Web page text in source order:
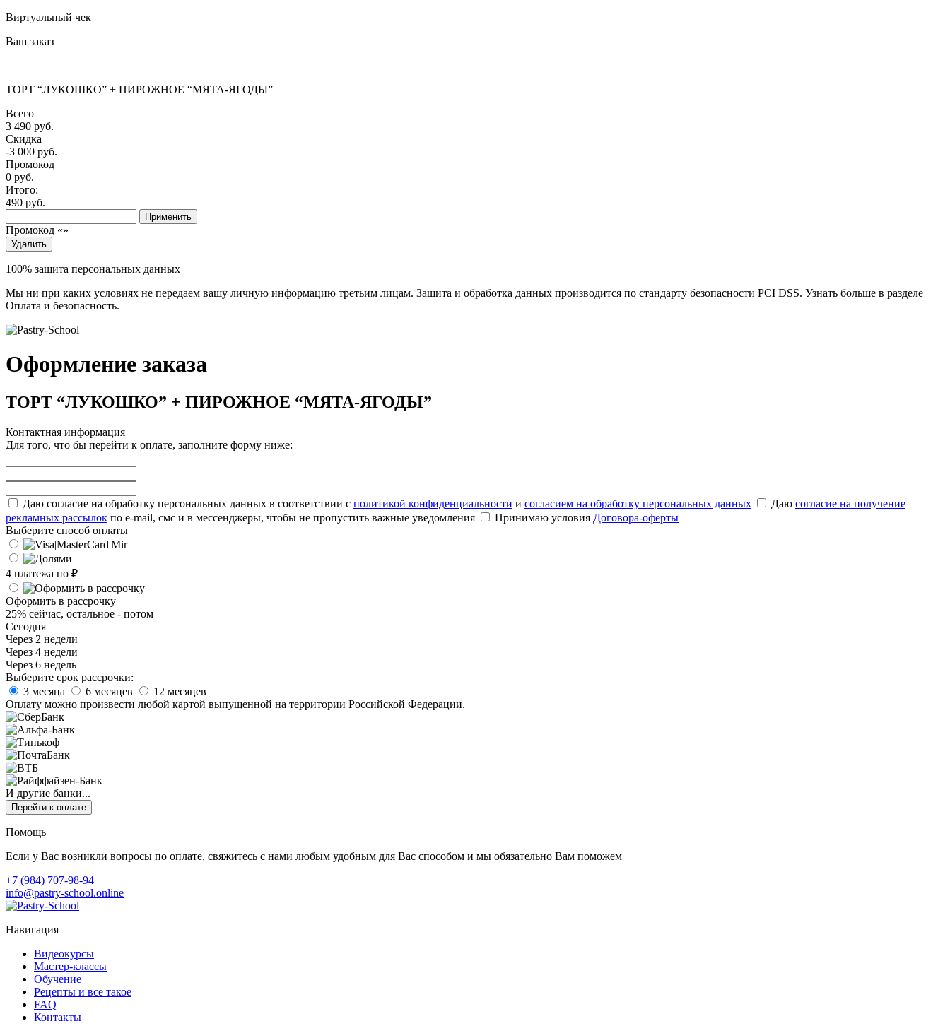
Виртуальный чек
Ваш заказ
ТОРТ “ЛУКОШКО” + ПИРОЖНОЕ “МЯТА-ЯГОДЫ”
Всего
3 490 руб.
Скидка
-3 000 руб.
Промокод
0 руб.
Итого:
490 руб.
Применить
Промокод «»
Удалить
100% защита персональных данных
Мы ни при каких условиях не передаем вашу личную информацию третьим лицам. Защита и обработка данных производится по стандарту безопасности PCI DSS. Узнать больше в разделе
Оплата и безопасность.
Оформление заказа
ТОРТ “ЛУКОШКО” + ПИРОЖНОЕ “МЯТА-ЯГОДЫ”
Контактная информация
Для того, что бы перейти к оплате, заполните форму ниже:
Даю согласие на обработку персональных данных в соответствии с политикой конфиденциальности и согласием на обработку персональных данных Даю согласие на получение
рекламных рассылок по e-mail, смс и в мессенджеры, чтобы не пропустить важные уведомления Принимаю условия Договора-оферты
Выберите способ оплаты
4 платежа по ₽
Оформить в рассрочку
25% сейчас, остальное - потом
Сегодня
Через 2 недели
Через 4 недели
Через 6 недель
Выберите срок рассрочки:
3 месяца
6 месяцев
12 месяцев
Оплату можно произвести любой картой выпущенной на территории Российской Федерации.
И другие банки...
Перейти к оплате
Помощь
Если у Вас возникли вопросы по оплате, свяжитесь с нами любым удобным для Вас способом и мы обязательно Вам поможем
+7 (984) 707-98-94
info@pastry-school.online
Навигация
Видеокурсы
Мастер-классы
Обучение
Рецепты и все такое
FAQ
Контакты